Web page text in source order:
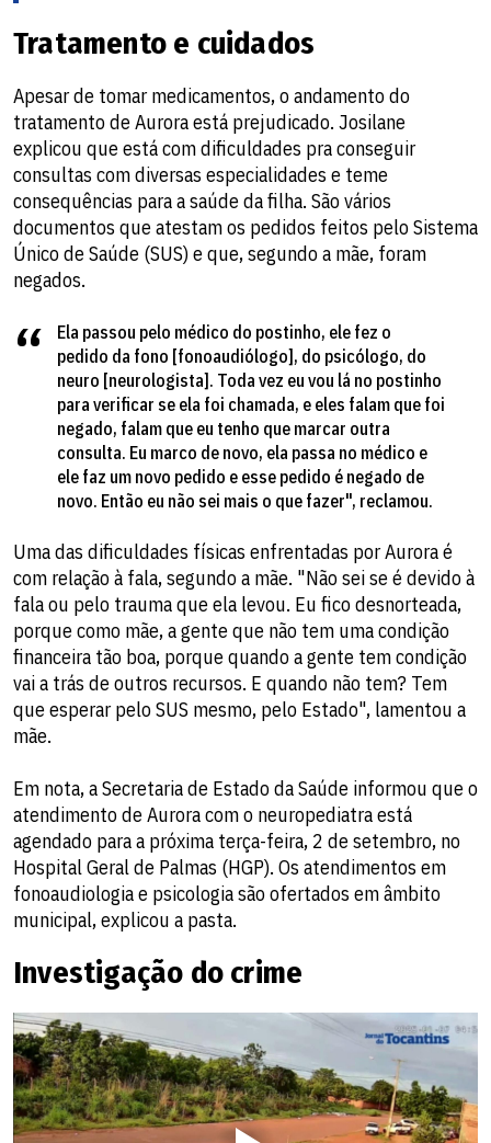
Tratamento e cuidados
Apesar de tomar medicamentos, o andamento do
tratamento de Aurora está prejudicado. Josilane
explicou que está com dificuldades pra conseguir
consultas com diversas especialidades e teme
consequências para a saúde da filha. São vários
documentos que atestam os pedidos feitos pelo Sistema
Único de Saúde (SUS) e que, segundo a mãe, foram
negados.
Ela passou pelo médico do postinho, ele fez o
pedido da fono [fonoaudiólogo], do psicólogo, do
neuro [neurologista]. Toda vez eu vou lá no postinho
para verificar se ela foi chamada, e eles falam que foi
negado, falam que eu tenho que marcar outra
consulta. Eu marco de novo, ela passa no médico e
ele faz um novo pedido e esse pedido é negado de
novo. Então eu não sei mais o que fazer", reclamou.
Uma das dificuldades físicas enfrentadas por Aurora é
com relação à fala, segundo a mãe. "Não sei se é devido à
fala ou pelo trauma que ela levou. Eu fico desnorteada,
porque como mãe, a gente que não tem uma condição
financeira tão boa, porque quando a gente tem condição
vai a trás de outros recursos. E quando não tem? Tem
que esperar pelo SUS mesmo, pelo Estado", lamentou a
mãe.
Em nota, a Secretaria de Estado da Saúde informou que o
atendimento de Aurora com o neuropediatra está
agendado para a próxima terça-feira, 2 de setembro, no
Hospital Geral de Palmas (HGP). Os atendimentos em
fonoaudiologia e psicologia são ofertados em âmbito
municipal, explicou a pasta.
Investigação do crime